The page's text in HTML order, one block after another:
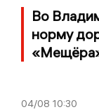
Во
норму
04/08 10:30